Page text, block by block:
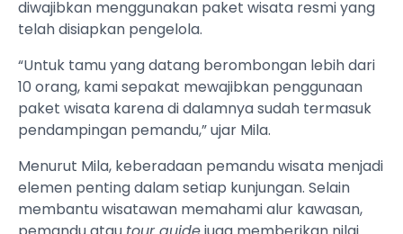
diwajibkan menggunakan paket wisata resmi yang
telah disiapkan pengelola.
“Untuk tamu yang datang berombongan lebih dari
10 orang, kami sepakat mewajibkan penggunaan
paket wisata karena di dalamnya sudah termasuk
pendampingan pemandu,” ujar Mila.
Menurut Mila, keberadaan pemandu wisata menjadi
elemen penting dalam setiap kunjungan. Selain
membantu wisatawan memahami alur kawasan,